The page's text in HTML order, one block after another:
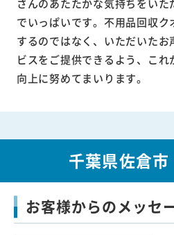
でいっぱいです。不用品回収
するのではなく、いただいた
ビスをご提供できるよう、こ
向上に努めてまいります。
千葉県佐倉
お客様からのメッセ